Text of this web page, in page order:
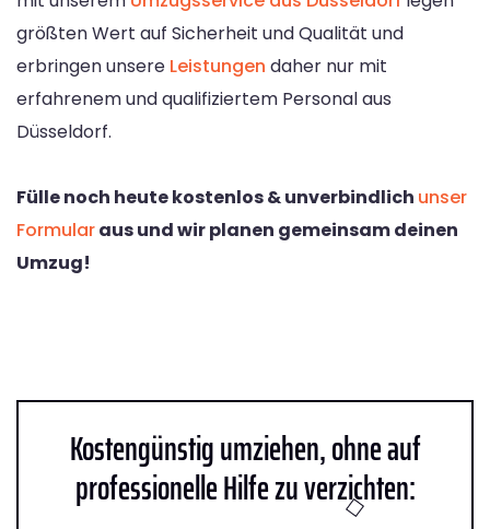
größten Wert auf Sicherheit und Qualität und
erbringen unsere Leistungen daher nur mit
erfahrenem und qualifiziertem Personal aus
Düsseldorf.
Fülle noch heute kostenlos & unverbindlich unser
Formularaus und wir planen gemeinsam deinen
Umzug!
Kostengünstig umziehen, ohne auf
professionelle Hilfe zu verzichten: